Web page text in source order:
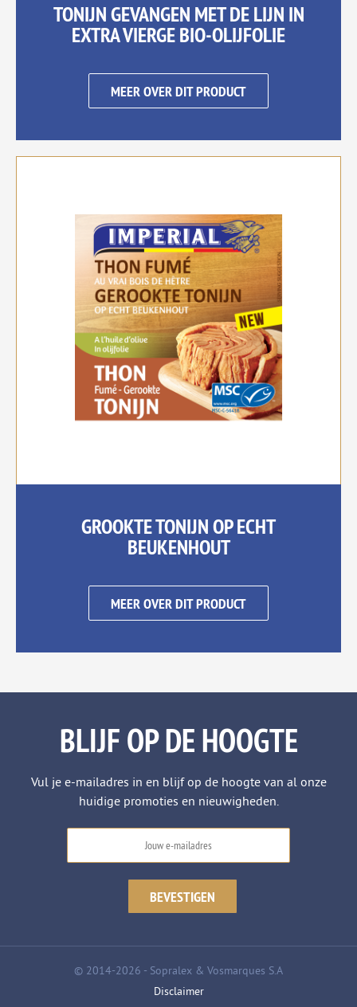
TONIJN GEVANGEN MET DE LIJN IN
EXTRA VIERGE BIO-OLIJFOLIE
MEER OVER DIT PRODUCT
GROOKTE TONIJN OP ECHT
BEUKENHOUT
MEER OVER DIT PRODUCT
BLIJF OP DE HOOGTE
Vul je e-mailadres in en blijf op de hoogte van al onze
huidige promoties en nieuwigheden.
© 2014-2026 - Sopralex & Vosmarques S.A
Disclaimer